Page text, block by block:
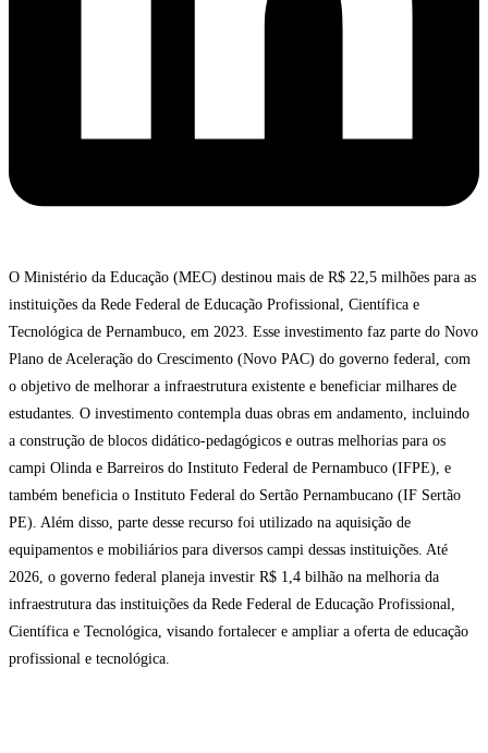
O Ministério da Educação (MEC) destinou mais de R$ 22,5 milhões para as
instituições da Rede Federal de Educação Profissional, Científica e
Tecnológica de Pernambuco, em 2023. Esse investimento faz parte do Novo
Plano de Aceleração do Crescimento (Novo PAC) do governo federal, com
o objetivo de melhorar a infraestrutura existente e beneficiar milhares de
estudantes. O investimento contempla duas obras em andamento, incluindo
a construção de blocos didático-pedagógicos e outras melhorias para os
campi Olinda e Barreiros do Instituto Federal de Pernambuco (IFPE), e
também beneficia o Instituto Federal do Sertão Pernambucano (IF Sertão
PE). Além disso, parte desse recurso foi utilizado na aquisição de
equipamentos e mobiliários para diversos campi dessas instituições. Até
2026, o governo federal planeja investir R$ 1,4 bilhão na melhoria da
infraestrutura das instituições da Rede Federal de Educação Profissional,
Científica e Tecnológica, visando fortalecer e ampliar a oferta de educação
profissional e tecnológica.